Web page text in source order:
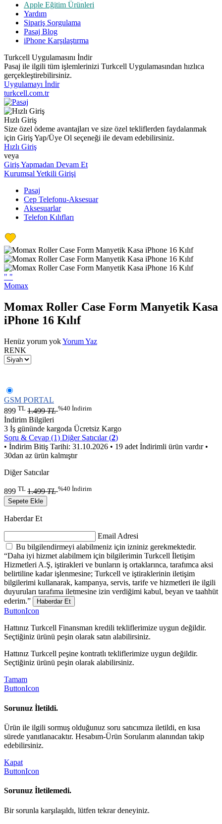
Apple Eğitim Ürünleri
Yardım
Sipariş Sorgulama
Pasaj Blog
iPhone Karşılaştırma
Turkcell Uygulamasını İndir
Pasaj ile ilgili tüm işlemlerinizi Turkcell Uygulamasından hızlıca
gerçekleştirebilirsiniz.
Uygulamayı İndir
turkcell.com.tr
Hızlı Giriş
Size özel ödeme avantajları ve size özel tekliflerden faydalanmak
için Giriş Yap/Üye Ol seçeneği ile devam edebilirsiniz.
Hızlı Giriş
veya
Giriş Yapmadan Devam Et
Kurumsal Yetkili Girişi
Pasaj
Cep Telefonu-Aksesuar
Aksesuarlar
Telefon Kılıfları
" "
Momax
Momax Roller Case Form Manyetik Kasa
iPhone 16 Kılıf
Henüz yorum yokYorum Yaz
RENK
GSM PORTAL
899 TL 1.499TL%40 İndirim
İndirim Bilgileri
3 İş gününde kargoda Ücretsiz Kargo
Soru & Cevap (1) Diğer Satıcılar (2)
• İndirim Bitiş Tarihi: 31.10.2026 • 19 adet İndirimli ürün vardır •
30dan az ürün kalmıştır
Diğer Satıcılar
899 TL 1.499TL%40 İndirim
Sepete Ekle
Haberdar Et
Email Adresi
Bu bilgilendirmeyi alabilmeniz için izniniz gerekmektedir.
“Daha iyi hizmet alabilmem için bilgilerimin Turkcell İletişim
Hizmetleri A.Ş, iştirakleri ve bunların iş ortaklarınca, tarafımca aksi
belirtiline kadar işlenmesine; Turkcell ve iştiraklerinin iletişim
bilgilerimi kullanarak, kampanya, servis, tarife ve hizmetleri ile ilgili
duyuruları tarafıma iletmesine izin verdiğimi kabul, beyan ve taahhüt
ederim.”
Haberdar Et
ButtonIcon
Hattınız Turkcell Finansman kredili tekliflerimize uygun değildir.
Seçtiğiniz ürünü peşin olarak satın alabilirsiniz.
Hattınız Turkcell peşine kontratlı tekliflerimize uygun değildir.
Seçtiğiniz ürünü peşin olarak alabilirsiniz.
Tamam
ButtonIcon
Sorunuz İletildi.
Ürün ile ilgili sormuş olduğunuz soru satıcımıza iletildi, en kısa
sürede yanıtlanacaktır. Hesabım-Ürün Sorularım alanından takip
edebilirsiniz.
Kapat
ButtonIcon
Sorunuz İletilemedi.
Bir sorunla karşılaşıldı, lütfen tekrar deneyiniz.